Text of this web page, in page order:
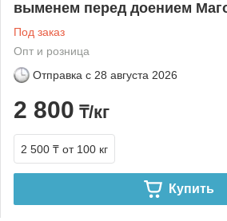
выменем перед доением
Под заказ
Опт и розница
Отправка с 28 августа 2026
2 800 ₸/кг
2 500 ₸ от 100 кг
Купить